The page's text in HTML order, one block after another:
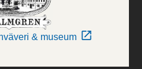
& museum